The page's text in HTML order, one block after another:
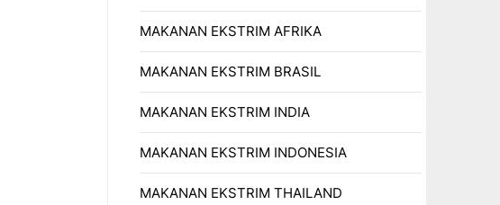
MAKANAN EKSTRIM AFRIKA
MAKANAN EKSTRIM BRASIL
MAKANAN EKSTRIM INDIA
MAKANAN EKSTRIM INDONESIA
MAKANAN EKSTRIM THAILAND